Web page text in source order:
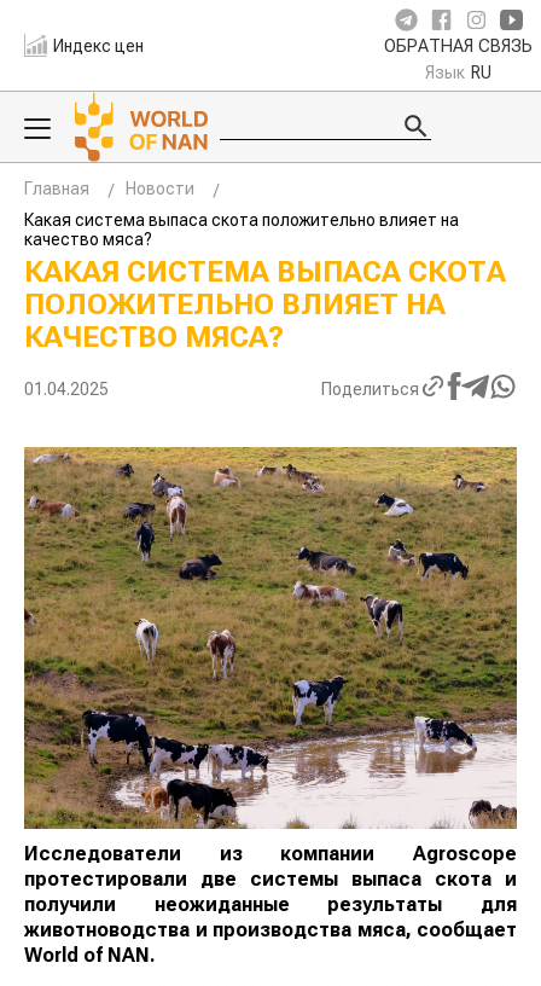
Индекс цен ОБРАТНАЯ СВЯЗЬ
Язык RU
Главная
Новости
Какая система выпаса скота положительно влияет на
качество мяса?
КАКАЯ СИСТЕМА ВЫПАСА СКОТА
ПОЛОЖИТЕЛЬНО ВЛИЯЕТ НА
КАЧЕСТВО МЯСА?
01.04.2025 Поделиться
Исследователи из компании Agroscope
протестировали две системы выпаса скота и
получили неожиданные результаты для
животноводства и производства мяса, сообщает
World of NAN .